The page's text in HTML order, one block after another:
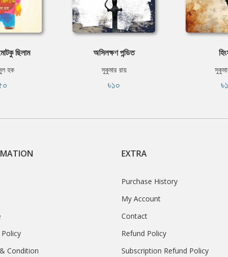
ছিলাম
হক
অসিলক্ষণ পন্ডিত
সুকুমার রায়
৳১০
Condition
EXTRA
Purchase History
My Account
Contact
Refund Policy
Subscription Refund Policy